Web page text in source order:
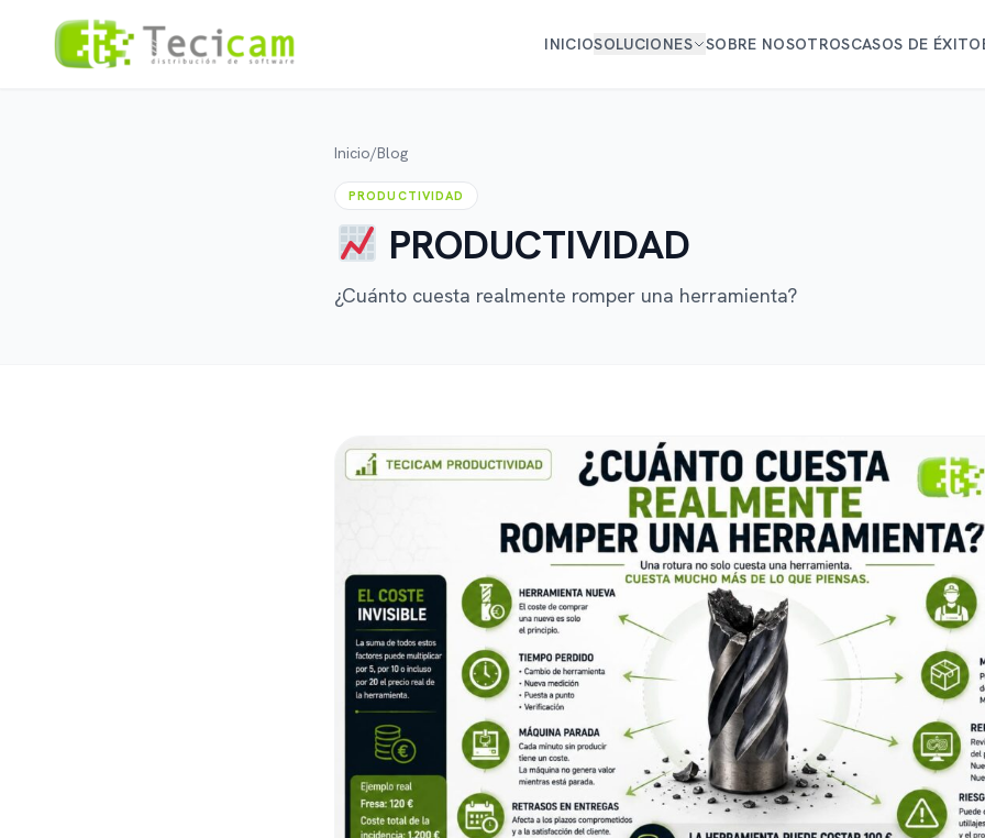
INICIOSOLUCIONES SOBRE NOSOTROSCASOS DE ÉXITO
Inicio/Blog
PRODUCTIVIDAD
PRODUCTIVIDAD
¿Cuánto cuesta realmente romper una herramienta?